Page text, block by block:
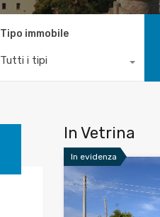
Tipo immobile
Tutti i tipi
In Vetrina
In evidenza